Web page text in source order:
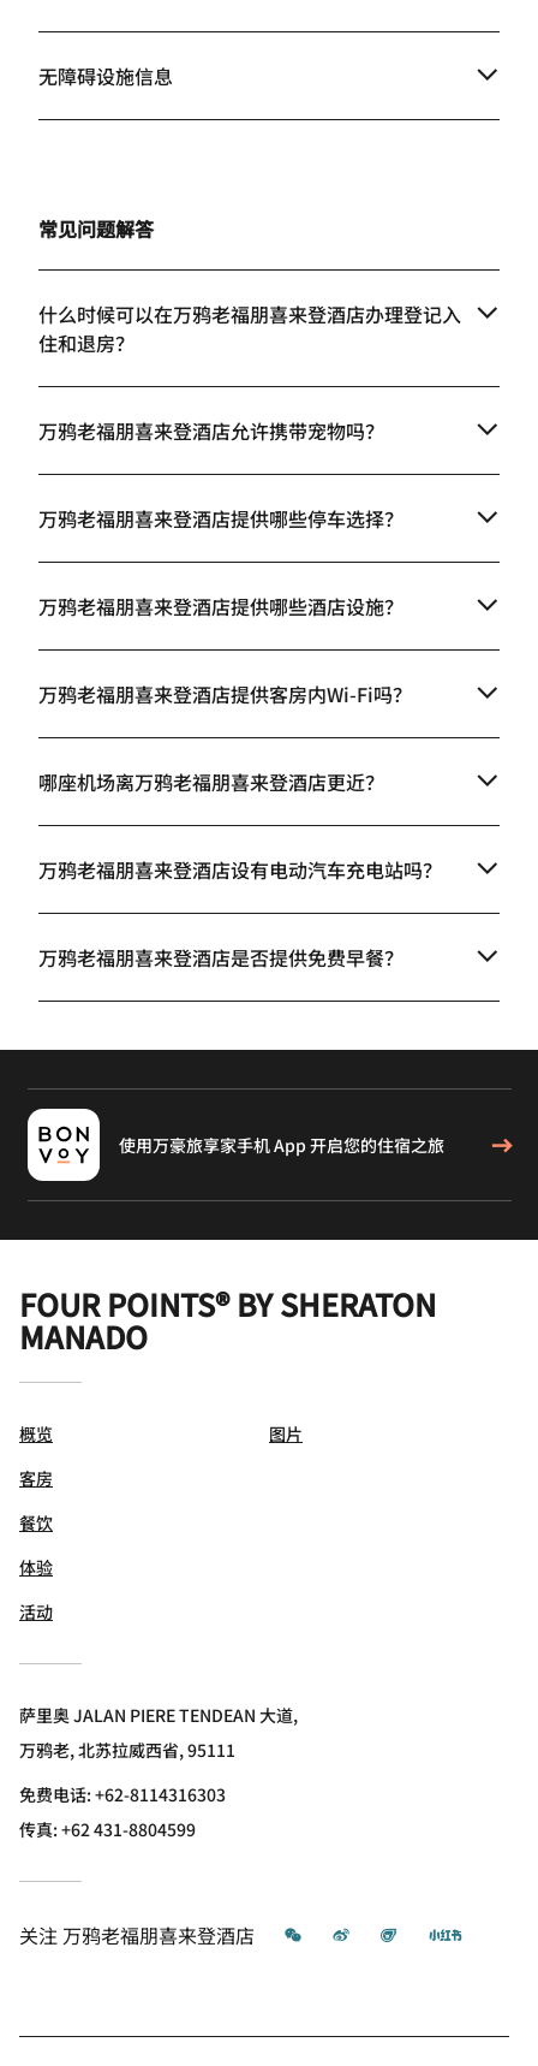
无障碍设施信息
常见问题解答
什么时候可以在万鸦老福朋喜来登酒店办理登记入
住和退房？
万鸦老福朋喜来登酒店允许携带宠物吗？
万鸦老福朋喜来登酒店提供哪些停车选择？
万鸦老福朋喜来登酒店提供哪些酒店设施？
万鸦老福朋喜来登酒店提供客房内Wi-Fi吗？
哪座机场离万鸦老福朋喜来登酒店更近？
万鸦老福朋喜来登酒店设有电动汽车充电站吗？
万鸦老福朋喜来登酒店是否提供免费早餐？
使用万豪旅享家手机 App 开启您的住宿之旅
FOUR POINTS® BY SHERATON
MANADO
概览
客房
餐饮
体验
活动
图片
萨里奥 JALAN PIERE TENDEAN 大道,
万鸦老, 北苏拉威西省, 95111
免费电话:+62-8114316303
传真:+62 431-8804599
关注 万鸦老福朋喜来登酒店 微信 微博 飞猪 小红书